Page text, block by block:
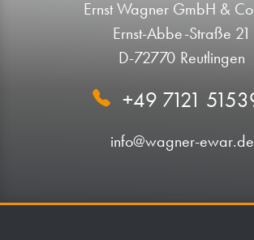
Ernst Wagner GmbH &
Ernst-Abbe-Straße 21
D-72770 Reutlingen
+49 7121
info@wagner-ewar.de